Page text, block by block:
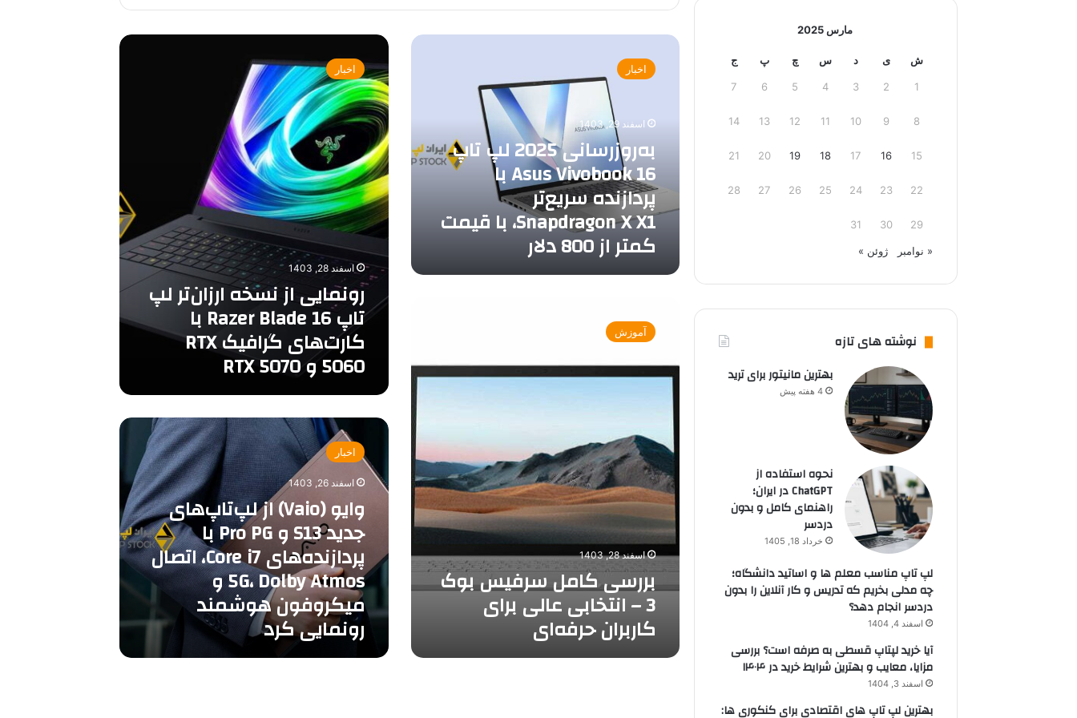
به‌روزرسانی
Vivobook
پردازنده
سریع‌تر
Snapdragon
قیمت
اخبار
اسفند 29, 1403
به‌روزرسانی 2025 لپ تاپ
Asus Vivobook 16 با
پردازنده سریع‌تر
Snapdragon X X1، با قیمت
کمتر از 800 دلار
رونمایی
نسخه
ارزان‌تر
لپ
تاپ
Razer
Blade
16
با
کارت‌های
گرافیک
5060
RTX
5070
اخبار
اسفند 28, 1403
رونمایی از نسخه ارزان‌تر لپ
تاپ Razer Blade 16 با
کارت‌های گرافیک RTX
5060 و RTX 5070
سرفیس
انتخابی
عالی
برای
کاربران
حرفه‌ای
آموزش
اسفند 28, 1403
بررسی کامل سرفیس بوک
3 – انتخابی عالی برای
کاربران حرفه‌ای
وایو
(Vaio)
لپ‌تاپ‌های
جدید
PG
پردازنده‌های
Core
5G،
اخبار
اسفند 26, 1403
وایو (Vaio) از لپ‌تاپ‌های
جدید S13 و Pro PG با
پردازنده‌های Core i7، اتصال
5G، Dolby Atmos و
میکروفون هوشمند
رونمایی کرد
مارس 2025
ش ی د س چ پ ج
1
2
3
4
5
6
7
8
9
10
11
12
13
14
15
16
17
18
19
20
21
22
23
24
25
26
27
28
29
30
31
« نوامبر ژوئن »
نوشته های تازه
بهترین مانیتور برای ترید
4 هفته پیش
نحوه استفاده از
ChatGPT در ایران؛
راهنمای کامل و بدون
دردسر
خرداد 18, 1405
لپ تاپ مناسب معلم ها و اساتید دانشگاه؛
چه مدلی بخریم که تدریس و کار آنلاین را بدون
دردسر انجام دهد؟
اسفند 4, 1404
آیا خرید لپتاپ قسطی به صرفه است؟ بررسی
مزایا، معایب و بهترین شرایط خرید در ۱۴۰۴
اسفند 3, 1404
بهترین لپ تاپ های اقتصادی برای کنکوری ها: